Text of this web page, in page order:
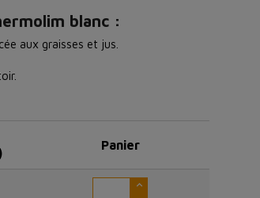
blanc :
aux graisses et jus.
Panier